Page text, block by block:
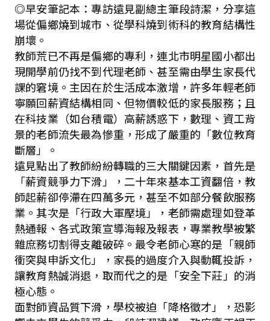
◎早安筆記本：專訪遠見副總主筆段詩潔，分享這
場從偏鄉燒到城市、從學科燒到術科的教育結構性
崩壞。
教師荒已不再是偏鄉的專利，連北市明星國小都出
現開學前仍找不到代理老師、甚至需由學生家長代
課的窘境。主因在於生活成本激增，許多年輕老師
寧願回薪資結構相同、但物價較低的家長服務；且
在科技業（如台積電）高薪誘惑下，數理、資工背
景的老師流失最為慘重，形成了嚴重的「數位教育
斷層」。
遠見點出了教師紛紛轉職的三大關鍵因素，首先是
「薪資競爭力下滑」，二十年來基本工資翻倍，教
師起薪卻停滯在四萬多元，甚至不如部分餐飲服務
業。其次是「行政大軍壓境」，老師需處理如登革
熱通報、各式政策宣導海報及報表，專業教學被繁
雜庶務切割得支離破碎。最令老師心寒的是「親師
衝突與申訴文化」，家長的過度介入與動輒投訴，
讓教育熱誠消退，取而代之的是「安全下莊」的消
極心態。
面對師資品質下滑，學校被迫「降格徵才」，恐影